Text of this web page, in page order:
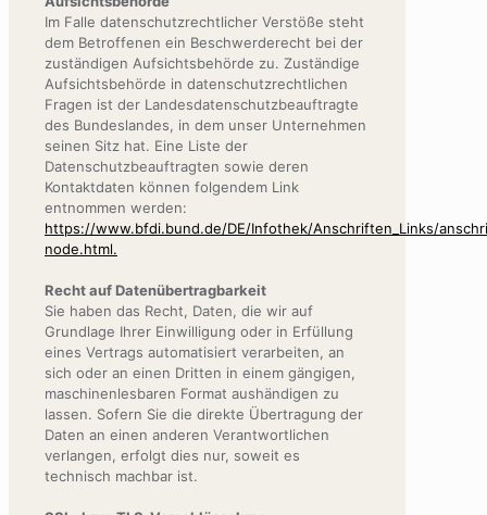
Im Falle datenschutzrechtlicher Verstöße steht
dem Betroffenen ein Beschwerderecht bei der
zuständigen Aufsichtsbehörde zu. Zuständige
Aufsichtsbehörde in datenschutzrechtlichen
Fragen ist der Landesdatenschutzbeauftragte
des Bundeslandes, in dem unser Unternehmen
seinen Sitz hat. Eine Liste der
Datenschutzbeauftragten sowie deren
Kontaktdaten können folgendem Link
entnommen werden:
https://www.bfdi.bund.de/DE/Infothek/Anschriften_Links/
node.html.
Recht auf Datenübertragbarkeit
Sie haben das Recht, Daten, die wir auf
Grundlage Ihrer Einwilligung oder in Erfüllung
eines Vertrags automatisiert verarbeiten, an
sich oder an einen Dritten in einem gängigen,
maschinenlesbaren Format aushändigen zu
lassen. Sofern Sie die direkte Übertragung der
Daten an einen anderen Verantwortlichen
verlangen, erfolgt dies nur, soweit es
technisch machbar ist.